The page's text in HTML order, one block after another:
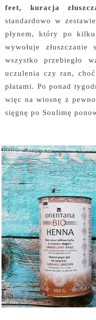
feet, kuracja
standardowo w
płynem, który po
wywołuje
wszystko przebiegło
uczulenia czy ran,
płatami. Po ponad
więc na wiosnę z
sięgnę po Soulimę